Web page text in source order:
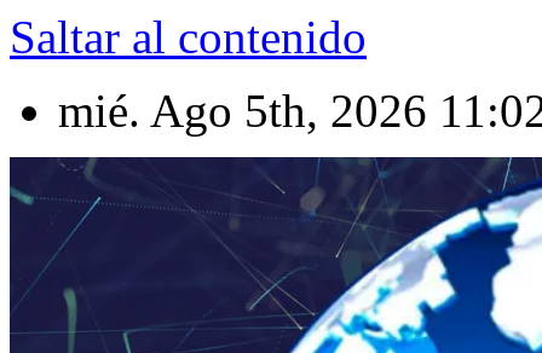
Saltar al contenido
mié. Ago 5th, 2026